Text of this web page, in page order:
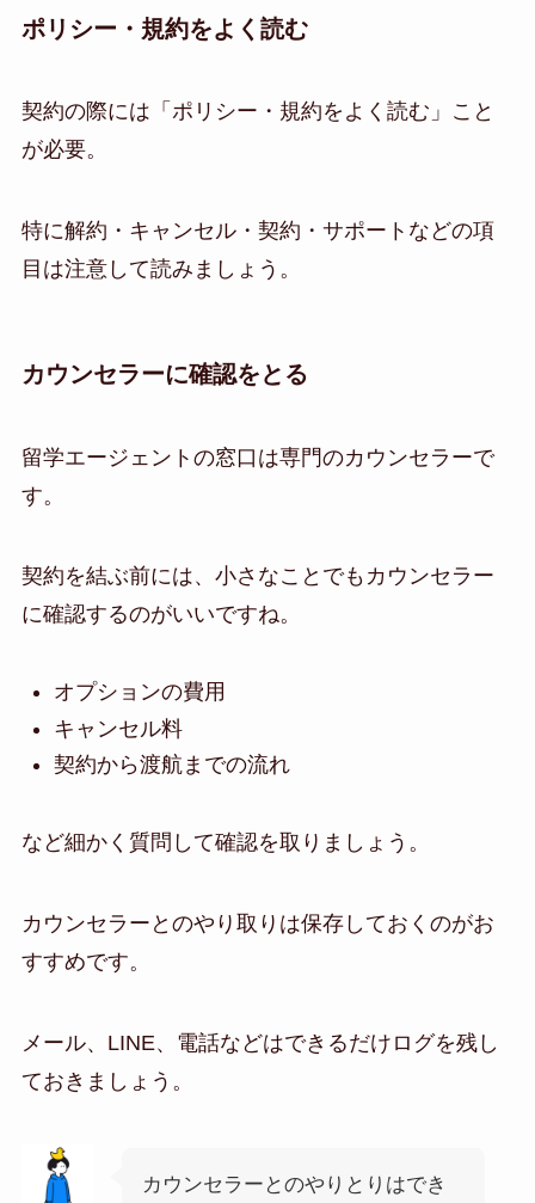
ポリシー・規約をよく読む
契約の際には「ポリシー・規約をよく読む」こと
が必要。
特に解約・キャンセル・契約・サポートなどの項
目は注意して読みましょう。
カウンセラーに確認をとる
留学エージェントの窓口は専門のカウンセラーで
す。
契約を結ぶ前には、小さなことでもカウンセラー
に確認するのがいいですね。
オプションの費用
キャンセル料
契約から渡航までの流れ
など細かく質問して確認を取りましょう。
カウンセラーとのやり取りは保存しておくのがお
すすめです。
メール、LINE、電話などはできるだけログを残し
ておきましょう。
カウンセラーとのやりとりはでき